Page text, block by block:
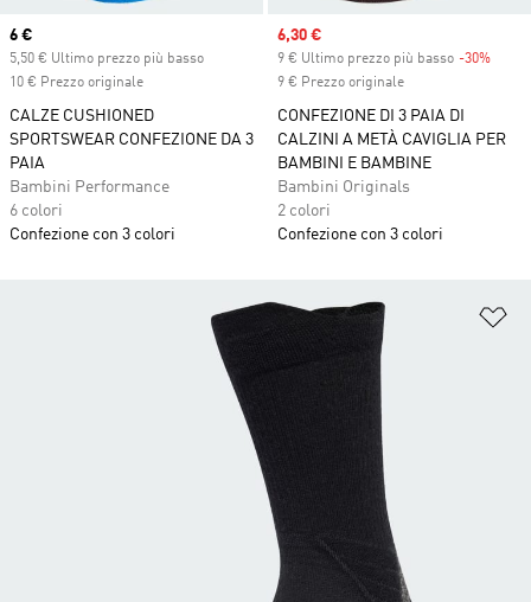
Current price
6 €
5,50 € Ultimo prezzo più basso
10 € Prezzo originale
CALZE CUSHIONED
SPORTSWEAR CONFEZIONE DA 3
PAIA
Bambini Performance
6 colori
Confezione con 3 colori
Sale price
6,30 €
9 € Ultimo prezzo più basso -30%
9 € Prezzo originale
CONFEZIONE DI 3 PAIA DI
CALZINI A METÀ CAVIGLIA PER
BAMBINI E BAMBINE
Bambini Originals
2 colori
Confezione con 3 colori